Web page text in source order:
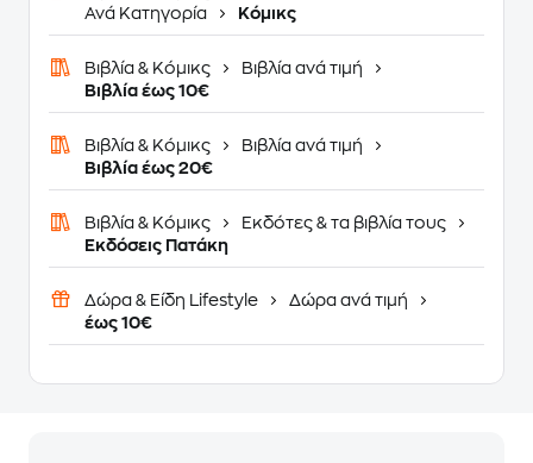
Ανά Κατηγορία
Κόμικς
Βιβλία & Κόμικς
Βιβλία ανά τιμή
Βιβλία έως 10€
Βιβλία & Κόμικς
Βιβλία ανά τιμή
Βιβλία έως 20€
Βιβλία & Κόμικς
Εκδότες & τα βιβλία τους
Εκδόσεις Πατάκη
Δώρα & Είδη Lifestyle
Δώρα ανά τιμή
έως 10€